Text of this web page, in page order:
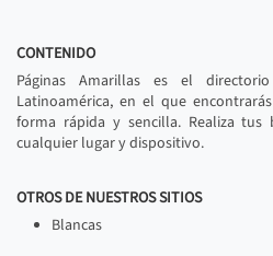
CONTENIDO
Páginas Amarillas es el
Latinoamérica, en el que
forma rápida y sencilla. Realiza tus
cualquier lugar y dispositivo.
OTROS DE NUESTROS SITIOS
Blancas